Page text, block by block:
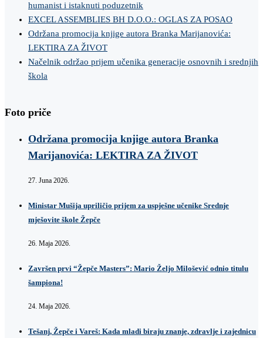
humanist i istaknuti poduzetnik
EXCEL ASSEMBLIES BH D.O.O.: OGLAS ZA POSAO
Održana promocija knjige autora Branka Marijanovića:
LEKTIRA ZA ŽIVOT
Načelnik održao prijem učenika generacije osnovnih i srednjih
škola
Foto priče
Održana promocija knjige autora Branka
Marijanovića: LEKTIRA ZA ŽIVOT
27. Juna 2026.
Ministar Mušija upriličio prijem za uspješne učenike Srednje
mješovite škole Žepče
26. Maja 2026.
Završen prvi “Žepče Masters”: Mario Željo Milošević odnio titulu
šampiona!
24. Maja 2026.
Tešanj, Žepče i Vareš: Kada mladi biraju znanje, zdravlje i zajednicu